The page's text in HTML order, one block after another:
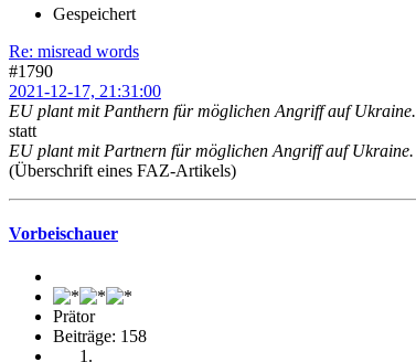
Gespeichert
Re: misread words
#1790
2021-12-17, 21:31:00
EU plant mit Panthern für möglichen Angriff auf Ukraine.
statt
EU plant mit Partnern für möglichen Angriff auf Ukraine.
(Überschrift eines FAZ-Artikels)
Vorbeischauer
Prätor
Beiträge: 158